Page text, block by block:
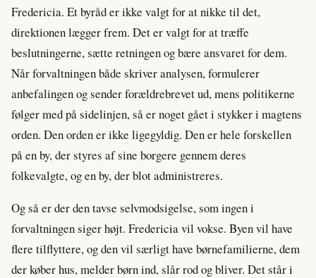
Fredericia. Et byråd er ikke valgt for at nikke til det,
direktionen lægger frem. Det er valgt for at træffe
beslutningerne, sætte retningen og bære ansvaret for dem.
Når forvaltningen både skriver analysen, formulerer
anbefalingen og sender forældrebrevet ud, mens politikerne
følger med på sidelinjen, så er noget gået i stykker i magtens
orden. Den orden er ikke ligegyldig. Den er hele forskellen
på en by, der styres af sine borgere gennem deres
folkevalgte, og en by, der blot administreres.
Og så er der den tavse selvmodsigelse, som ingen i
forvaltningen siger højt. Fredericia vil vokse. Byen vil have
flere tilflyttere, og den vil særligt have børnefamilierne, dem
der køber hus, melder børn ind, slår rod og bliver. Det står i